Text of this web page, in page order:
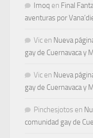
Imoq en Final
aventuras por
Vic en Nueva
gay de Cuernavaca y
Vic en Nueva
gay de Cuernavaca y
Pinchesjotos en
comunidad gay de